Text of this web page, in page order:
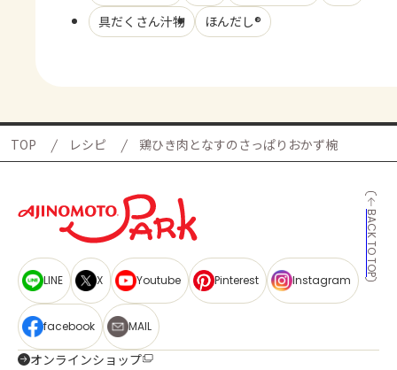
具だくさん汁物
ほんだし®
TOP レシピ 鶏ひき肉となすのさっぱりおかず椀
BACK TO TOP
LINE X Youtube Pinterest Instagram
facebook MAIL
オンラインショップ